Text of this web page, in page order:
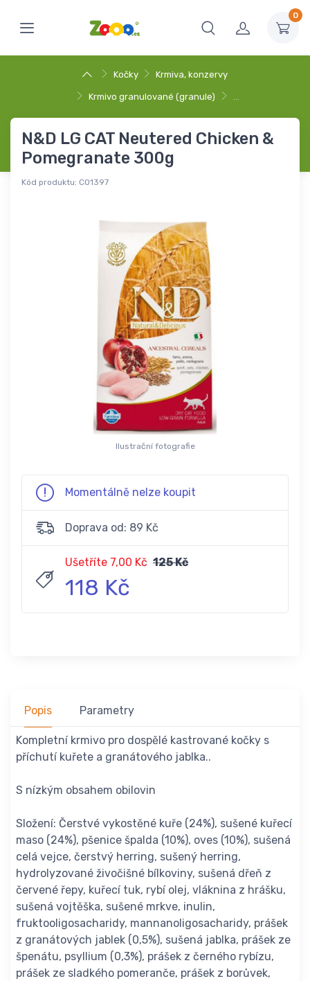
0
Kočky Krmiva, konzervy
Krmivo granulované (granule) …
N&D LG CAT Neutered Chicken &
Pomegranate 300g
Kód produktu: C01397
Ilustrační fotografie
Momentálně nelze koupit
Doprava od: 89 Kč
Ušetříte 7,00 Kč 125 Kč
118 Kč
Popis Parametry
Kompletní krmivo pro dospělé kastrované kočky s
příchutí kuřete a granátového jablka..
S nízkým obsahem obilovin
Složení: Čerstvé vykostěné kuře (24%), sušené kuřecí
maso (24%), pšenice špalda (10%), oves (10%), sušená
celá vejce, čerstvý herring, sušený herring,
hydrolyzované živočišné bílkoviny, sušená dřeň z
červené řepy, kuřecí tuk, rybí olej, vláknina z hrášku,
sušená vojtěška, sušené mrkve, inulin,
fruktooligosacharidy, mannanoligosacharidy, prášek
z granátových jablek (0,5%), sušená jablka, prášek ze
špenátu, psyllium (0,3%), prášek z černého rybízu,
prášek ze sladkého pomeranče, prášek z borůvek,